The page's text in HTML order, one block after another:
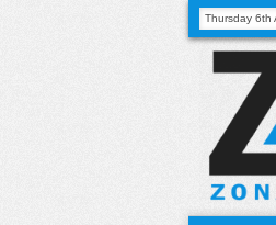
Thursday 6th